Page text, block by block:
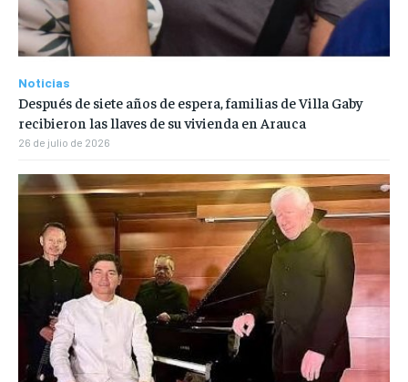
Noticias
Después de siete años de espera, familias de Villa Gaby
recibieron las llaves de su vivienda en Arauca
26 de julio de 2026